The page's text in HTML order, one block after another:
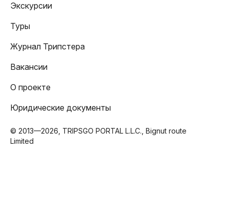
Экскурсии
Туры
Журнал Трипстера
Вакансии
О проекте
Юридические документы
© 2013—2026, TRIPSGO PORTAL L.L.C., Bignut route
Limited